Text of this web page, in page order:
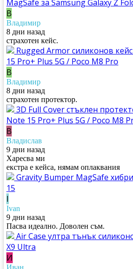
MagSafe за Samsung Galaxy Z
В
Владимир
8 дни назад
страхотен кейс.
Rugged Armor силиконов
15 Pro+ Plus 5G / Poco M8 Pro
В
Владимир
8 дни назад
страхотен протектор.
3D Full Cover стъклен
Note 15 Pro+ Plus 5G / Poco M8
В
Владислав
9 дни назад
Харесва ми
екстра е кейса, нямам оплаквания
Gravity Bumper MagSafe
15
I
Ivan
9 дни назад
Пасва идеално. Доволен съм.
Air Case ултра тънък
X9 Ultra
И